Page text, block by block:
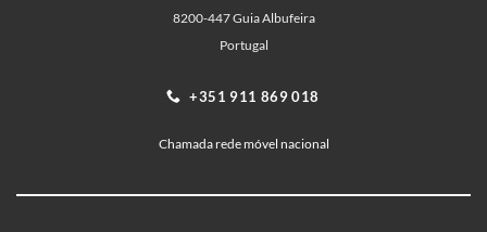
8200-447 Guia Albufeira
Portugal
+351 911 869 018
Chamada rede móvel nacional